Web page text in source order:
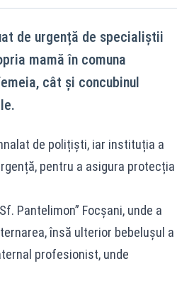
de urgență de specialiștii
mamă în comuna
cât și concubinul
de polițiști, iar instituția a
pentru a asigura protecția
Pantelimon” Focșani, unde a
însă ulterior bebelușul a
profesionist, unde